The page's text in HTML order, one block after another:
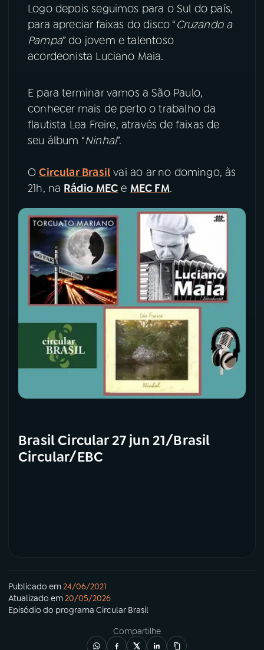
Logo depois seguimos para o Sul do país,
para apreciar faixas do disco “Cruzando a
Pampa” do jovem e talentoso
acordeonista Luciano Maia.
E para terminar vamos a São Paulo,
conhecer mais de perto o trabalho da
flautista Lea Freire, através de faixas de
seu álbum “Ninhal”.
OCircular Brasil vai ao ar no domingo, às
21h, na Rádio MEC e MEC FM.
Brasil Circular 27 jun 21/Brasil
Circular/EBC
Publicado em24/06/2021
Atualizado em20/05/2026
Episódio do programa Circular Brasil
Compartilhe